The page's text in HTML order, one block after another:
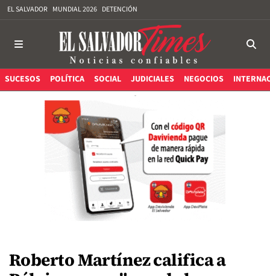
EL SALVADOR MUNDIAL 2026 DETENCIÓN
SUCESOS POLÍTICA SOCIAL JUDICIALES NEGOCIOS
Roberto Martínez califica a